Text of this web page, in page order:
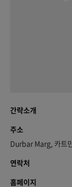
간략소개
주소
Durbar Marg, 카트
연락처
홈페이지